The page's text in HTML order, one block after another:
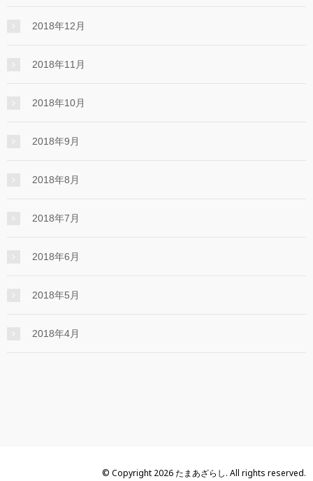
2018年12月
2018年11月
2018年10月
2018年9月
2018年8月
2018年7月
2018年6月
2018年5月
2018年4月
© Copyright 2026 たまあざらし. All rights reserved.